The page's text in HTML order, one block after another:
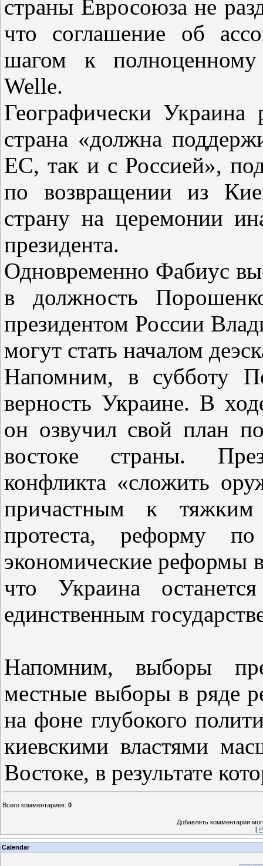
страны Евросоюза не
что соглашение об
шагом к полноценному
Welle.
Географически
страна «должна
ЕС, так и с Россией»,
по возвращении из
страну на церемонии
президента.
Одновременно Фабиус
в должность
президентом России
могут стать началом
Напомним, в субботу
верность Украине. В
он озвучил свой план
востоке страны.
конфликта «сложить
причастным к тяжким
протеста, реформу
экономические реформы
что Украина
единственным
Напомним, выборы
местные выборы в ряде
на фоне глубокого
киевскими властями
Востоке, в результате
Всего комментариев: 0
Добавлять комментарии
[
Calendar